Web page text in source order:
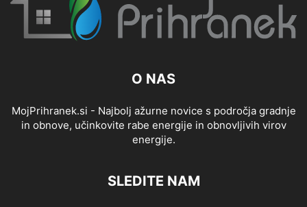
O NAS
MojPrihranek.si - Najbolj ažurne novice s področja gradnje
in obnove, učinkovite rabe energije in obnovljivih virov
energije.
SLEDITE NAM